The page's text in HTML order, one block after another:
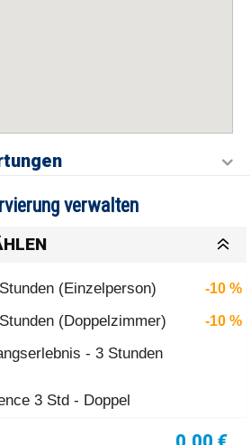
verwalten
(Einzelperson) -10 %
(Doppelzimmer) -10 %
- 3 Stunden
3 Std - Doppel